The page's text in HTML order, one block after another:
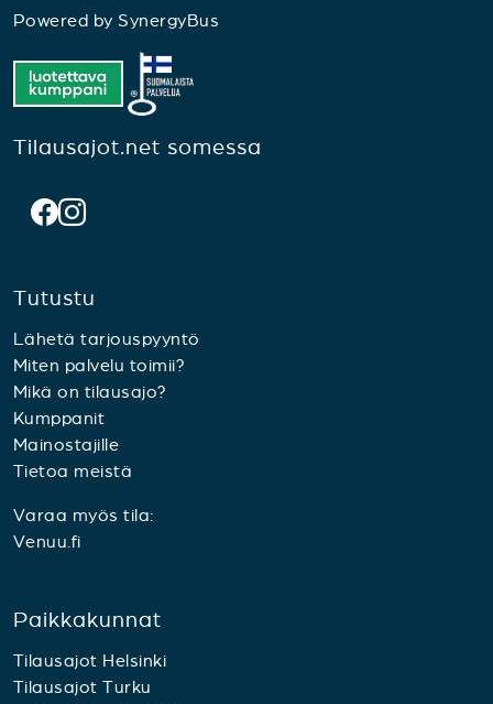
Powered by SynergyBus
Tilausajot.net somessa
Tutustu
Lähetä tarjouspyyntö
Miten palvelu toimii?
Mikä on tilausajo?
Kumppanit
Mainostajille
Tietoa meistä
Varaa myös tila:
Venuu.fi
Paikkakunnat
Tilausajot Helsinki
Tilausajot Turku